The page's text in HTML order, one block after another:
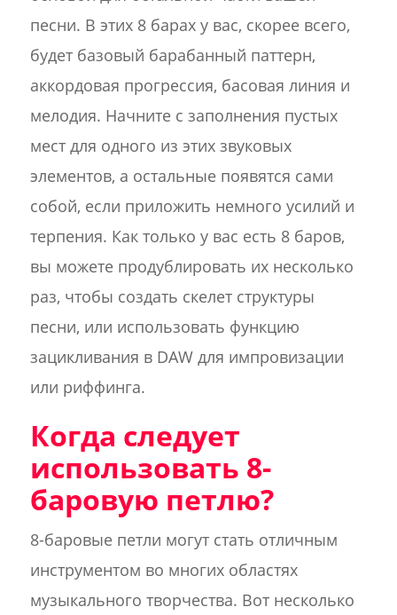
песни. В этих 8 барах у вас, скорее всего,
будет базовый барабанный паттерн,
аккордовая прогрессия, басовая линия и
мелодия. Начните с заполнения пустых
мест для одного из этих звуковых
элементов, а остальные появятся сами
собой, если приложить немного усилий и
терпения. Как только у вас есть 8 баров,
вы можете продублировать их несколько
раз, чтобы создать скелет структуры
песни, или использовать функцию
зацикливания в DAW для импровизации
или риффинга.
Когда следует
использовать 8-
баровую петлю?
8-баровые петли могут стать отличным
инструментом во многих областях
музыкального творчества. Вот несколько